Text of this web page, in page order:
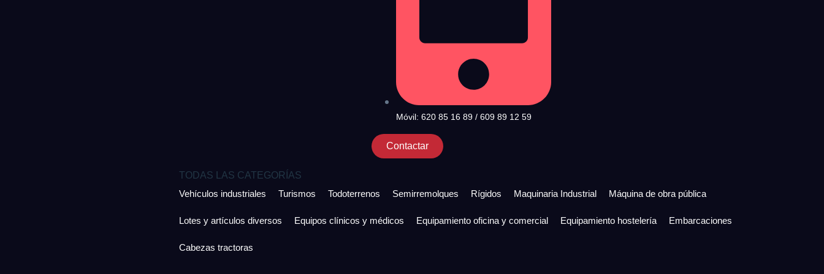
Móvil: 620 85 16 89 / 609 89 12 59
Contactar
TODAS LAS CATEGORÍAS
Vehículos industriales
Turismos Todoterrenos Semirremolques Rígidos Maquinaria Industrial Máquina de obra pública
Lotes y artículos diversos Equipos clínicos y médicos Equipamiento oficina y comercial Equipamiento hostelería Embarcaciones
Cabezas tractoras